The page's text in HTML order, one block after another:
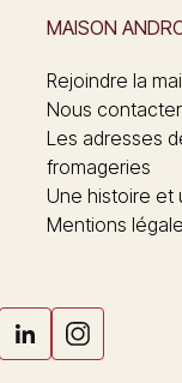
MAISON
Rejoindre la
Nous contacter
Les adresses
fromageries
Une histoire et
Mentions